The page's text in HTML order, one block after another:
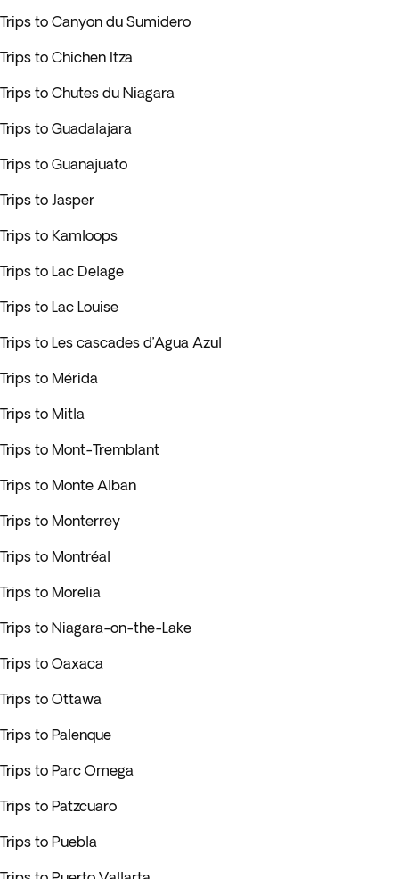
Trips to Canyon du Sumidero
Trips to Chichen Itza
Trips to Chutes du Niagara
Trips to Guadalajara
Trips to Guanajuato
Trips to Jasper
Trips to Kamloops
Trips to Lac Delage
Trips to Lac Louise
Trips to Les cascades d’Agua Azul
Trips to Mérida
Trips to Mitla
Trips to Mont-Tremblant
Trips to Monte Alban
Trips to Monterrey
Trips to Montréal
Trips to Morelia
Trips to Niagara-on-the-Lake
Trips to Oaxaca
Trips to Ottawa
Trips to Palenque
Trips to Parc Omega
Trips to Patzcuaro
Trips to Puebla